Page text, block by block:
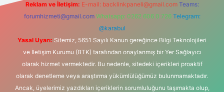
Reklam ve İletişim: E-mail: backlinkpaneli@gmail.com Teams:
forumhizmeti@gmail.com Whatsapp: 0262 606 0 726 Telegram:
@karabul
Yasal Uyarı: Sitemiz, 5651 Sayılı Kanun gereğince Bilgi Teknolojileri
ve İletişim Kurumu (BTK) tarafından onaylanmış bir Yer Sağlayıcı
olarak hizmet vermektedir. Bu nedenle, sitedeki içerikleri proaktif
olarak denetleme veya araştırma yükümlülüğümüz bulunmamaktadır.
Ancak, üyelerimiz yazdıkları içeriklerin sorumluluğunu taşımakta olup,